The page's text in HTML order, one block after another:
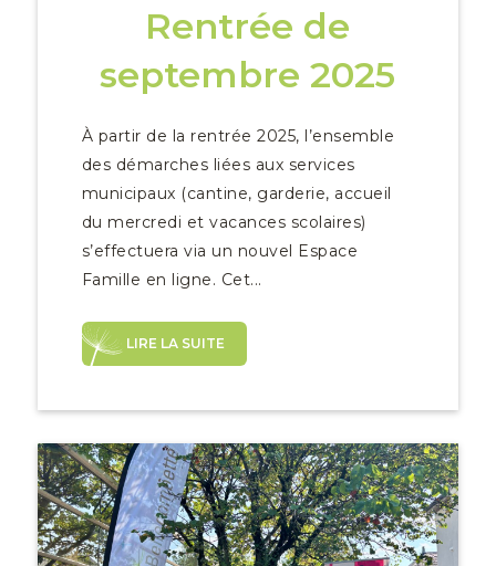
Rentrée de
septembre 2025
À partir de la rentrée 2025, l’ensemble
des démarches liées aux services
municipaux (cantine, garderie, accueil
du mercredi et vacances scolaires)
s’effectuera via un nouvel Espace
Famille en ligne. Cet...
LIRE LA SUITE